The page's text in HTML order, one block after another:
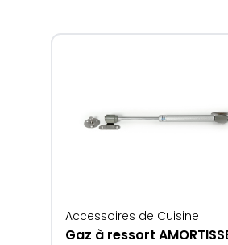
Accessoires de Cuisine
Gaz à ressort